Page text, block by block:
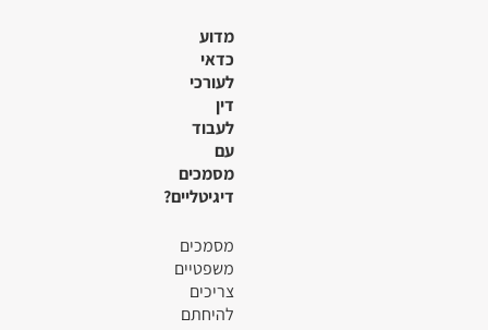
מדוע
כדאי
לעורכי
דין
לעבוד
עם
מסמכים
דיגיטליים?
מסמכים
משפטיים
צריכים
להיחתם